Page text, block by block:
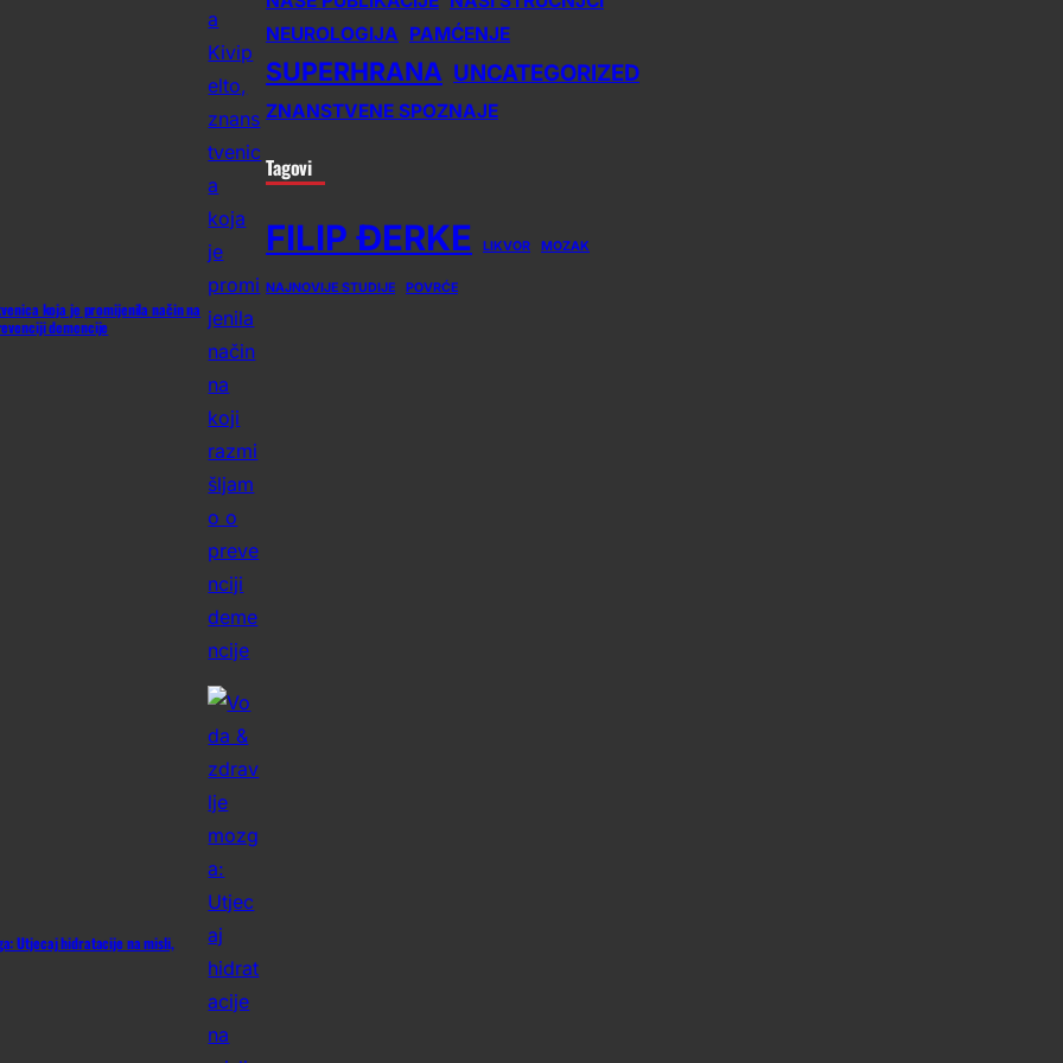
koja je promijenila način na
demencije
Utjecaj hidratacije na misli,
NEUROLOGIJA PAMĆENJE
SUPERHRANA UNCATEGORIZED
ZNANSTVENE SPOZNAJE
Tagovi
FILIP ĐERKE LIKVOR MOZAK
NAJNOVIJE STUDIJE POVRĆE